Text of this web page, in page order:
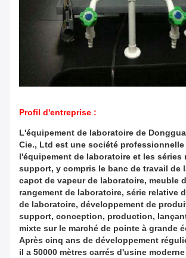
Profil d'entreprise :
L'équipement de laboratoire de
Cie., Ltd est une société
l'équipement de laboratoire et les séries
support, y compris le banc de travail de
capot de vapeur de laboratoire, meuble
rangement de laboratoire, série relative
de laboratoire, développement de
support, conception, production,
mixte sur le marché de pointe à grande
Après cinq ans de développement
il a 50000 mètres carrés d'usine